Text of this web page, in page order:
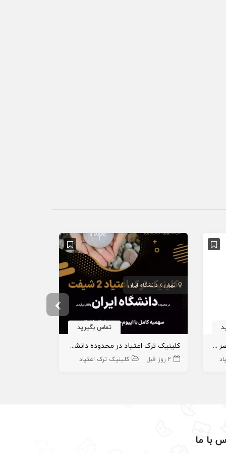
کلینیک ترک اعتیاد تک شیفت عصر در پیروزی
تهران دانشگاه ایران
تماس بگیرید
کلینیک ترک اعتیاد در محدوده دانشگاه ایران
2 روز قبل کلینیک ترک اعتیاد
با ما